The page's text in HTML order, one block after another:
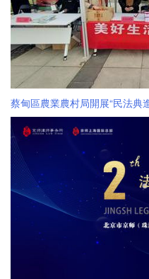
蔡甸區農業農村局開展“民法典